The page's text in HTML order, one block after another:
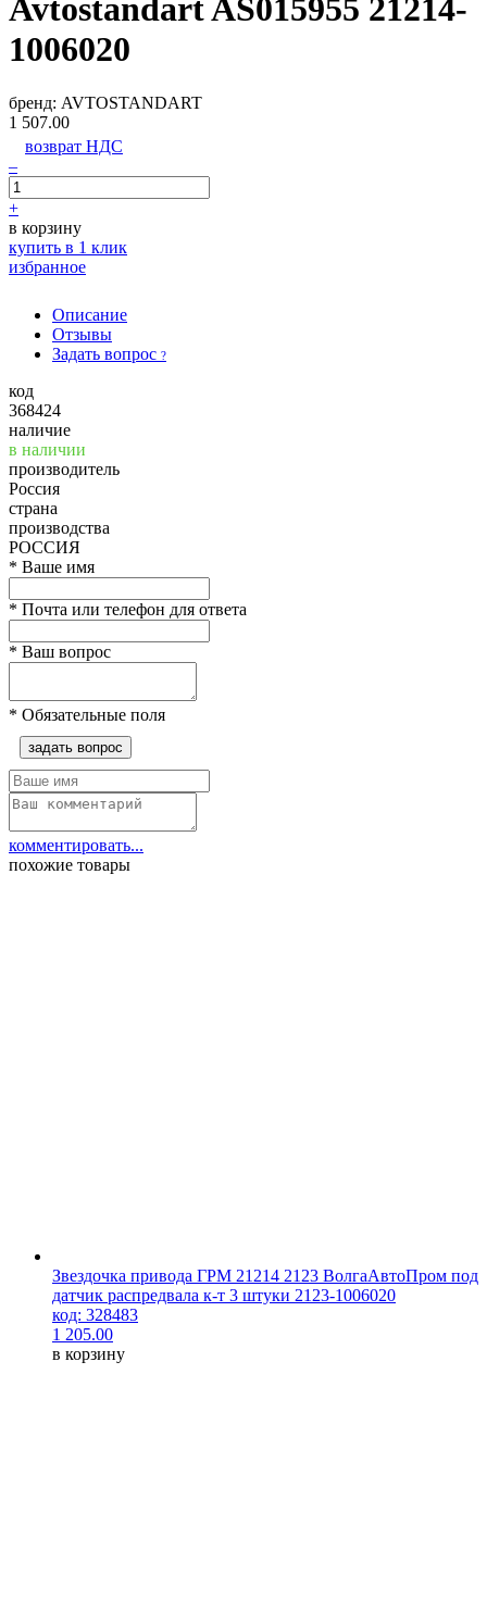
Avtostandart AS015955 21214-
1006020
бренд: AVTOSTANDART
1 507.00
возврат НДС
–
+
в корзину
купить в 1 клик
избранное
Описание
Отзывы
Задать вопрос ?
код
368424
наличие
в наличии
производитель
Россия
страна
производства
РОССИЯ
* Ваше имя
* Почта или телефон для ответа
* Ваш вопрос
* Обязательные поля
задать вопрос
комментировать...
похожие товары
Звездочка привода ГРМ 21214 2123 ВолгаАвтоПром под
датчик распредвала к-т 3 штуки 2123-1006020
код: 328483
1 205.00
в корзину